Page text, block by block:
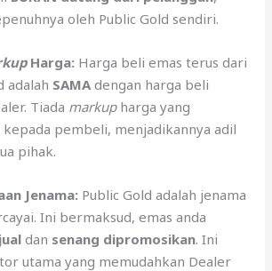
oleh Public Gold sendiri.
Harga: Harga beli emas terus dari
adalah SAMA dengan harga beli
Tiada markupharga yang
pembeli, menjadikannya adil
pihak.
Jenama: Public Gold adalah jenama
Ini bermaksud, emas anda
dan senang dipromosikan. Ini
utama yang memudahkan Dealer